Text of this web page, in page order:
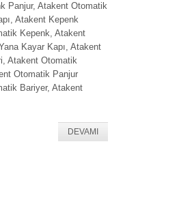
Panjur, Atakent Otomatik
Atakent Kepenk
Kepenk, Atakent
Kayar Kapı, Atakent
Atakent Otomatik
Otomatik Panjur
Bariyer, Atakent
DEVAMI